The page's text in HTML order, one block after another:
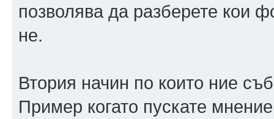
позволява да разберете кои
не.
Втория начин по които ние
Пример когато пускате